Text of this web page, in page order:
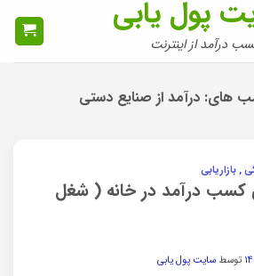
پول یابی
درآمد از اینترنت
های: درآمد از صنایع دستی
, بازاریابی
کسب درآمد در خانه ( شغل
توسط سایت پول یابی